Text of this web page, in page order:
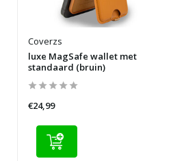
Coverzs
luxe MagSafe wallet met
standaard (bruin)
€24,99